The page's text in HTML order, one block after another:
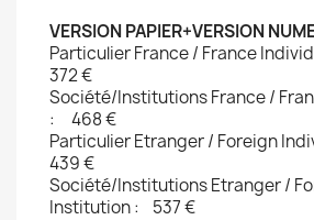
VERSION PAPIER+VERSION
Particulier France / France
372 €
Société/Institutions France /
: 468 €
Particulier Etranger /
439 € 
Société/Institutions Etranger /
Institution : 537 €